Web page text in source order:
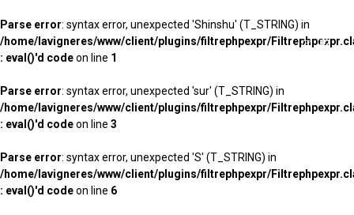
Parse error: syntax error, unexpected 'Shinshu' (T_STRING) in
/home/lavigneres/www/client/plugins/filtrephpexpr/
: eval()'d codeon line 1
Parse error: syntax error, unexpected 'sur' (T_STRING) in
/home/lavigneres/www/client/plugins/filtrephpexpr/
: eval()'d codeon line 3
Parse error: syntax error, unexpected 'S' (T_STRING) in
/home/lavigneres/www/client/plugins/filtrephpexpr/
: eval()'d codeon line 6